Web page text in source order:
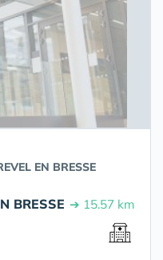
EN BRESSE
BRESSE ➔ 15.57 km